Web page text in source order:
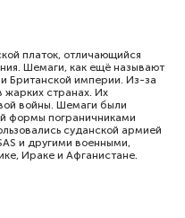
платок, отличающийся
Шемаги, как ещё называют
Британской империи. Из-за
жарких странах. Их
войны. Шемаги были
формы пограничниками
суданской армией
и другими военными,
Ираке и Афганистане.